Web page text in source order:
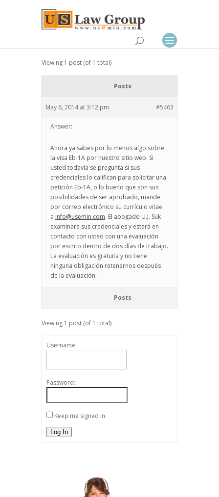
Viewing 1 post (of 1 total)
Posts
May 6, 2014 at 3:12 pm #5463
Answer:
Ahora ya sabes por lo menos algo sobre
la visa Eb-1A por nuestro sitio web. Si
usted todavía se pregunta si sus
credenciales lo califican para solicitar una
petición Eb-1A, o lo bueno que son sus
posibilidades de ser aprobado, mande
por correo electrónico su currículo vitae
a info@usemin.com. El abogado U.J. Suk
examinara sus credenciales y estará en
contacto con usted con una evaluación
por escrito dentro de dos días de trabajo.
La evaluación es gratuita y no tiene
ninguna obligación retenernos después
de la evaluación.
Posts
Viewing 1 post (of 1 total)
Username:
Password:
Keep me signed in
Log In